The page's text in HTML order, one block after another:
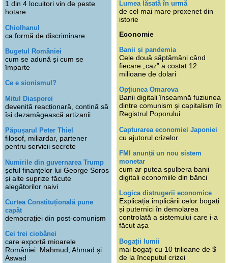
1 din 4 locuitori vin de peste
hotare
Chiolhanul
ca formă de discriminare
Bugetul României
cum se adună și cum se
împarte
Ce e sionismul?
Mitul Diasporei
devenită reacționară, contină să
își dezamăgească artizanii
Păpușarul Peter Thiel
filosof, miliardar, partener
pentru servicii secrete
Numirile din guvernarea Trump
șeful finanțelor lui George Soros
și alte suprize făcute
alegătorilor naivi
Curtea Constituțională pune
capăt
democrației din post-comunism
Cei trei ciobănei
care exportă mioarele
României: Mahmud, Ahmad și
Aswad
Lumea lăsată în urmă
de cel mai mare proxenet din
istorie
Economie
Banii și pandemia
Cele două săptămâni când
fiecare „caz” a costat 12
milioane de dolari
Opțiunea Omarova
Banii digitali înseamnă fuziunea
dintre comunism și capitalism în
Registrul Poporului
Capturarea economiei Japoniei
cu ajutorul crizelor
FMI anunță un nou sistem
monetar
cum ar putea spulbera banii
digitali economiile din bănci
Logica distrugerii economice
Explicația implicării celor bogați
și puternici în demolarea
controlată a sistemului care i-a
făcut așa
Bogații lumii
mai bogați cu 10 trilioane de $
de la începutul crizei